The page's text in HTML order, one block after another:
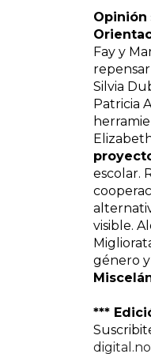
Opinión
Fay y
Silvia
Patricia
escolar.
visible.
género y
***